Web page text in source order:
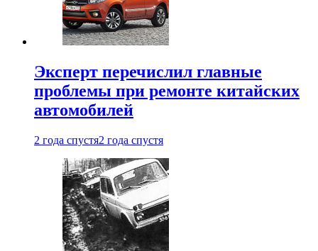
Эксперт перечислил главные
проблемы при ремонте китайских
автомобилей
2 года спустя2 года спустя